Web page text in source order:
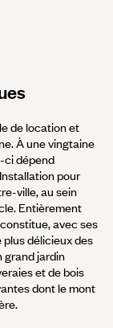
de location et
À une vingtaine
ci dépend
pour
ville, au sein
Entièrement
avec ses
délicieux des
grand jardin
et de bois
dont le mont